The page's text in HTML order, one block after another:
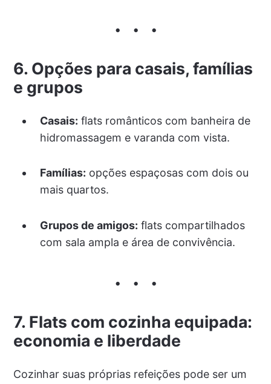
6. Opções para casais, famílias
e grupos
Casais: flats românticos com banheira de
hidromassagem e varanda com vista.
Famílias: opções espaçosas com dois ou
mais quartos.
Grupos de amigos: flats compartilhados
com sala ampla e área de convivência.
7. Flats com cozinha equipada:
economia e liberdade
Cozinhar suas próprias refeições pode ser um